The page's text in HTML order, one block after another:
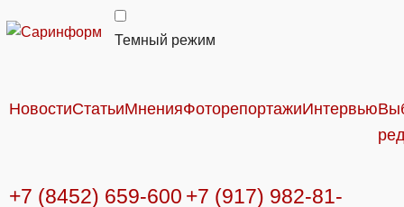
Темный режим
НовостиСтатьиМненияФоторепортажиИнтервью
+7 (8452) 659-600 +7 (917) 982-81-